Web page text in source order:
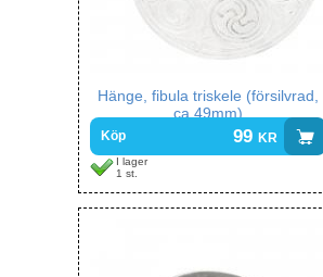
Hänge, fibula triskele (försilvrad,
ca 49mm)
Köp 99 kr
I lager
1 st.